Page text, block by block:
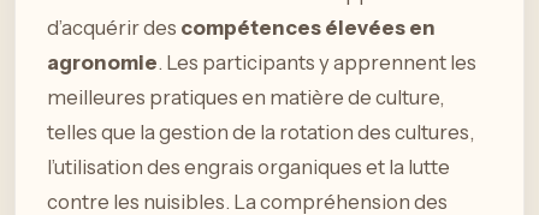
d’acquérir des compétences élevées en
agronomie. Les participants y apprennent les
meilleures pratiques en matière de culture,
telles que la gestion de la rotation des cultures,
l’utilisation des engrais organiques et la lutte
contre les nuisibles. La compréhension des